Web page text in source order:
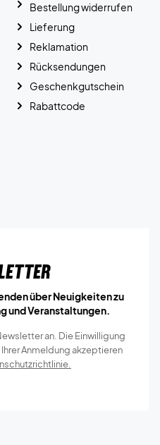
Bestellung widerrufen
Lieferung
Reklamation
Rücksendungen
Geschenkgutschein
Rabattcode
über Neuigkeiten zu
und Veranstaltungen.
an. Die Einwilligung
Anmeldung akzeptieren